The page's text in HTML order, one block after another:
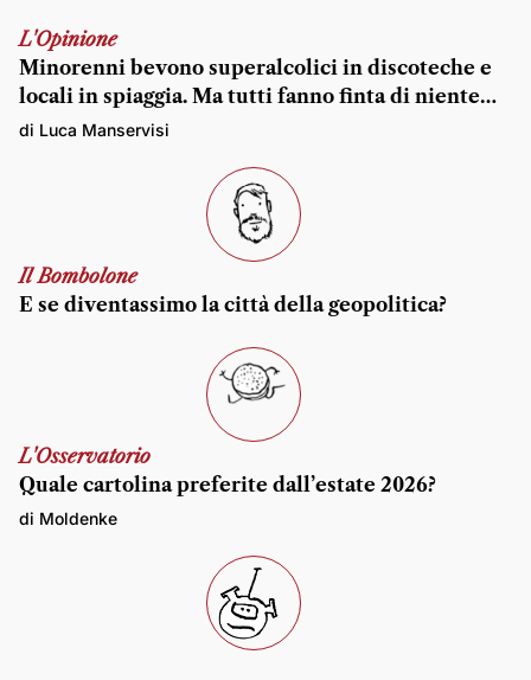
L'Opinione
Minorenni bevono superalcolici in discoteche e
locali in spiaggia. Ma tutti fanno finta di niente…
di Luca Manservisi
Il Bombolone
E se diventassimo la città della geopolitica?
L'Osservatorio
Quale cartolina preferite dall’estate 2026?
di Moldenke